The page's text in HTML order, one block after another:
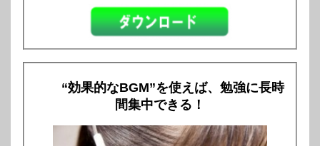
“効果的なBGM”を使えば、勉強に長時
間集中できる！